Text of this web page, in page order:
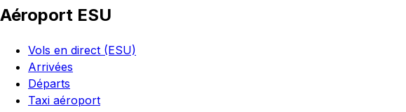
Aéroport ESU
Vols en direct (ESU)
Arrivées
Départs
Taxi aéroport